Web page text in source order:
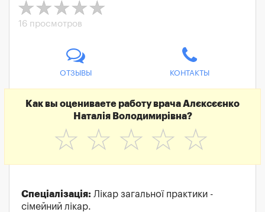
16 просмотров
ОТЗЫВЫ КОНТАКТЫ
Как вы оцениваете работу врача Алєксєєнко
Наталія Володимирівна?
☆
☆
☆
☆
☆
Спеціалізація: Лікар загальної практики -
сімейний лікар.